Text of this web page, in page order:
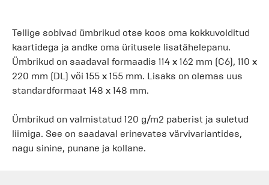
Tellige sobivad ümbrikud otse koos oma kokkuvolditud
kaartidega ja andke oma üritusele lisatähelepanu.
Ümbrikud on saadaval formaadis 114 x 162 mm (C6), 110 x
220 mm (DL) või 155 x 155 mm. Lisaks on olemas uus
standardformaat 148 x 148 mm.
Ümbrikud on valmistatud 120 g/m2 paberist ja suletud
liimiga. See on saadaval erinevates värvivariantides,
nagu sinine, punane ja kollane.